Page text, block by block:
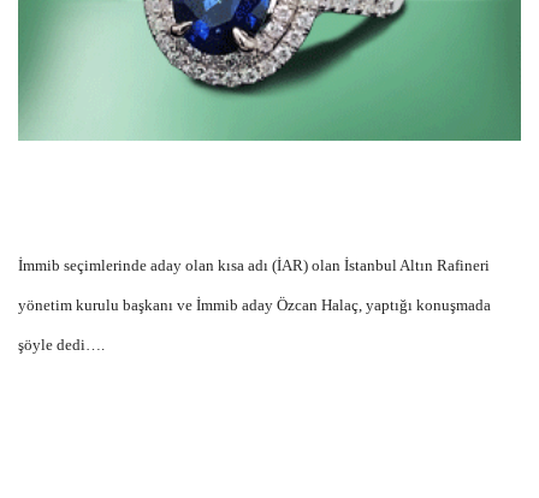
İmmib seçimlerinde aday olan kısa adı (İAR) olan İstanbul Altın Rafineri
yönetim kurulu başkanı ve İmmib aday Özcan Halaç, yaptığı konuşmada
şöyle dedi….